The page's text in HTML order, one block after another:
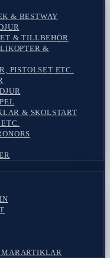
& BESTWAY
& TILLBEHÖR
&
PISTOLSET ETC.
& SKOLSTART